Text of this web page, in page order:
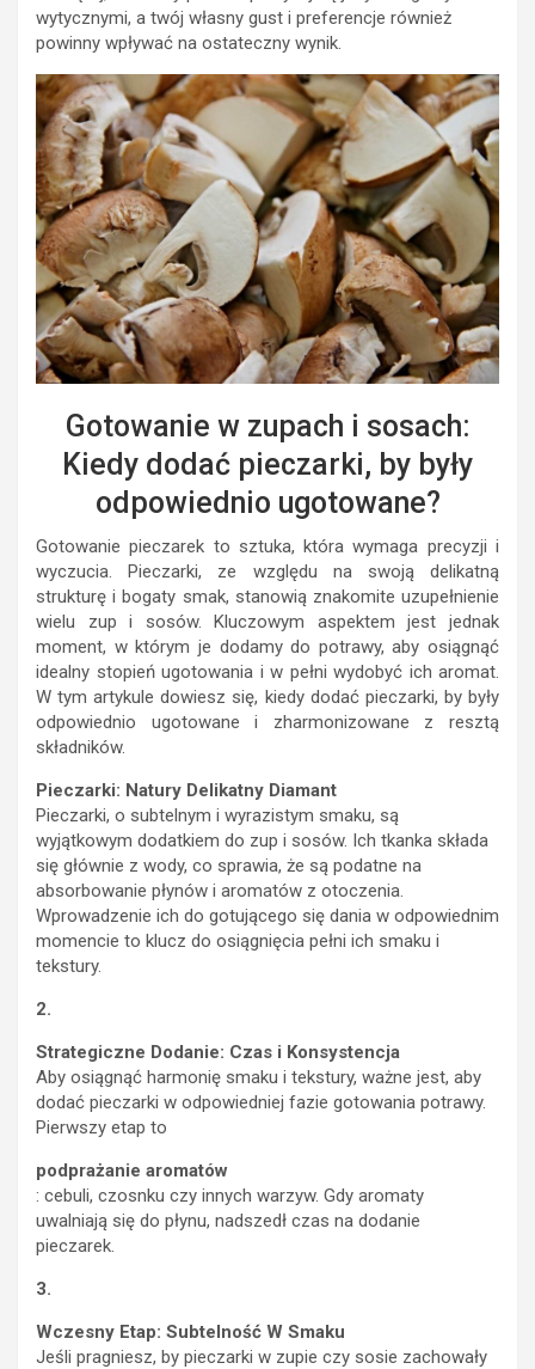
wytycznymi, a twój własny gust i preferencje również
powinny wpływać na ostateczny wynik.
Gotowanie w zupach i sosach:
Kiedy dodać pieczarki, by były
odpowiednio ugotowane?
Gotowanie pieczarek to sztuka, która wymaga precyzji i
wyczucia. Pieczarki, ze względu na swoją delikatną
strukturę i bogaty smak, stanowią znakomite uzupełnienie
wielu zup i sosów. Kluczowym aspektem jest jednak
moment, w którym je dodamy do potrawy, aby osiągnąć
idealny stopień ugotowania i w pełni wydobyć ich aromat.
W tym artykule dowiesz się, kiedy dodać pieczarki, by były
odpowiednio ugotowane i zharmonizowane z resztą
składników.
Pieczarki: Natury Delikatny Diamant
Pieczarki, o subtelnym i wyrazistym smaku, są
wyjątkowym dodatkiem do zup i sosów. Ich tkanka składa
się głównie z wody, co sprawia, że są podatne na
absorbowanie płynów i aromatów z otoczenia.
Wprowadzenie ich do gotującego się dania w odpowiednim
momencie to klucz do osiągnięcia pełni ich smaku i
tekstury.
2.
Strategiczne Dodanie: Czas i Konsystencja
Aby osiągnąć harmonię smaku i tekstury, ważne jest, aby
dodać pieczarki w odpowiedniej fazie gotowania potrawy.
Pierwszy etap to
podprażanie aromatów
: cebuli, czosnku czy innych warzyw. Gdy aromaty
uwalniają się do płynu, nadszedł czas na dodanie
pieczarek.
3.
Wczesny Etap: Subtelność W Smaku
Jeśli pragniesz, by pieczarki w zupie czy sosie zachowały